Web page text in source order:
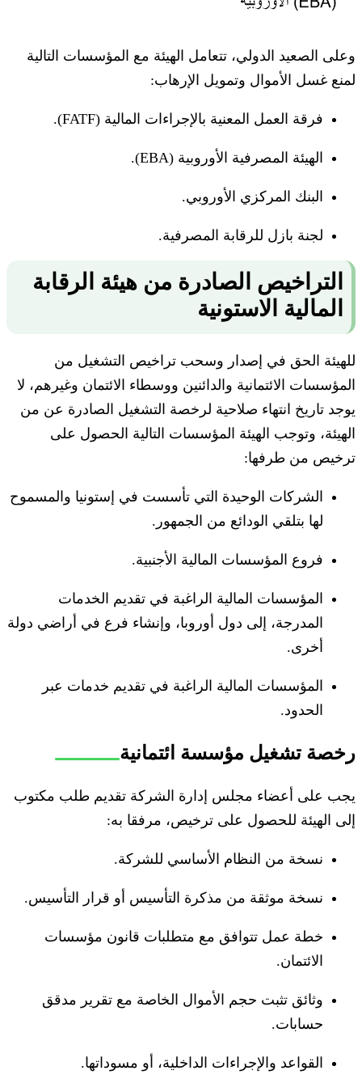
وعلى الصعيد الدولي، تتعامل الهيئة مع المؤسسات التالية
لمنع غسل الأموال وتمويل الإرهاب:
فرقة العمل المعنية بالإجراءات المالية (FATF).
الهيئة المصرفية الأوروبية (EBA).
البنك المركزي الأوروبي.
لجنة بازل للرقابة المصرفية.
التراخيص الصادرة من هيئة الرقابة
المالية الاستونية
للهيئة الحق في إصدار وسحب تراخيص التشغيل من
المؤسسات الائتمانية والدائنين ووسطاء الائتمان وغيرهم، لا
يوجد تاريخ انتهاء صلاحية لرخصة التشغيل الصادرة عن من
الهيئة، وتوجب الهيئة المؤسسات التالية الحصول على
ترخيص من طرفها:
الشركات الوحيدة التي تأسست في إستونيا والمسموح
لها بتلقي الودائع من الجمهور.
فروع المؤسسات المالية الأجنبية.
المؤسسات المالية الراغبة في تقديم الخدمات
المدرجة، إلى دول أوروبا، وإنشاء فرع في أراضي دولة
أخرى.
المؤسسات المالية الراغبة في تقديم خدمات عبر
الحدود.
رخصة تشغيل مؤسسة ائتمانية
يجب على أعضاء مجلس إدارة الشركة تقديم طلب مكتوب
إلى الهيئة للحصول على ترخيص، مرفقا به:
نسخة من النظام الأساسي للشركة.
نسخة موثقة من مذكرة التأسيس أو قرار التأسيس.
خطة عمل تتوافق مع متطلبات قانون مؤسسات
الائتمان.
وثائق تثبت حجم الأموال الخاصة مع تقرير مدقق
حسابات.
القواعد والإجراءات الداخلية، أو مسوداتها.